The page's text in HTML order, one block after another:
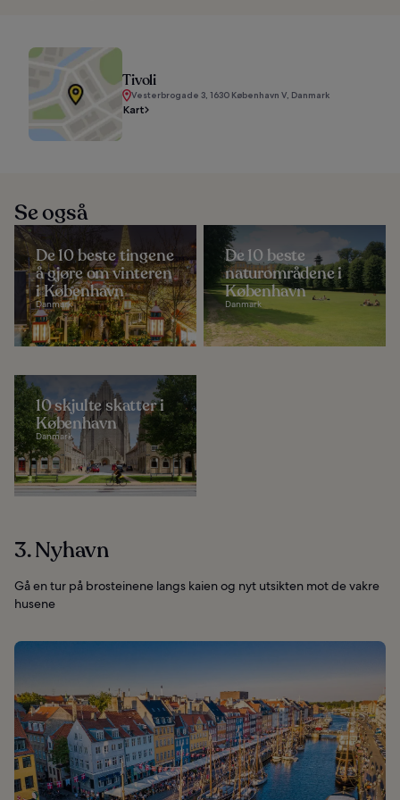
Tivoli
Vesterbrogade 3, 1630 København V, Danmark
Kart
Se også
De 10 beste tingene
å gjøre om vinteren
i København
Danmark
De 10 beste
naturområdene i
København
Danmark
10 skjulte skatter i
København
Danmark
3. Nyhavn
Gå en tur på brosteinene langs kaien og nyt utsikten mot de vakre
husene